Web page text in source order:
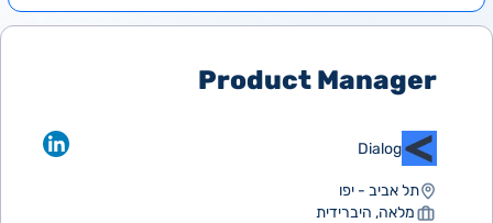
Product Manager
Dialog
תל אביב - יפו
מלאה, היברידית